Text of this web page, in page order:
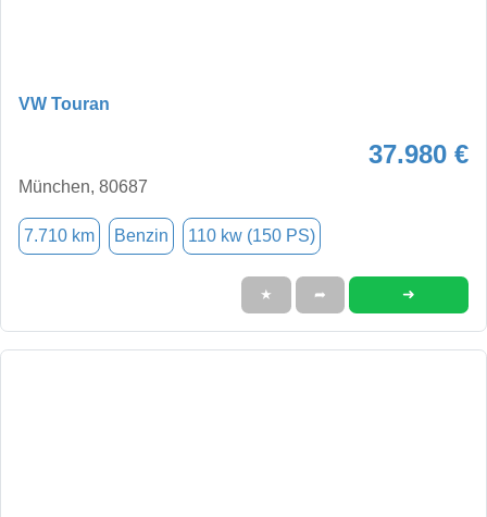
VW Touran
37.980 €
München, 80687
7.710 km Benzin 110 kw (150 PS)
★ ➦ ➜